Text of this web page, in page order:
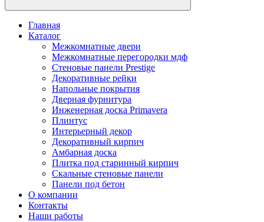
Главная
Каталог
Межкомнатные двери
Межкомнатные перегородки мдф
Стеновые панели Prestige
Декоративные рейки
Напольные покрытия
Дверная фурнитура
Инженерная доска Primavera
Плинтус
Интерьерный декор
Декоративный кирпич
Амбарная доска
Плитка под старинный кирпич
Скальные стеновые панели
Панели под бетон
О компании
Контакты
Наши работы